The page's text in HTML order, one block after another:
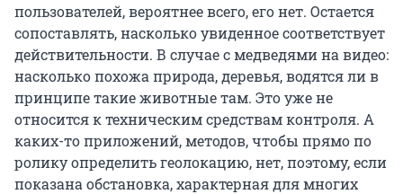
пользователей, вероятнее всего, его нет. Остается
сопоставлять, насколько увиденное соответствует
действительности. В случае с медведями на видео:
насколько похожа природа, деревья, водятся ли в
принципе такие животные там. Это уже не
относится к техническим средствам контроля. А
каких-то приложений, методов, чтобы прямо по
ролику определить геолокацию, нет, поэтому, если
показана обстановка, характерная для многих